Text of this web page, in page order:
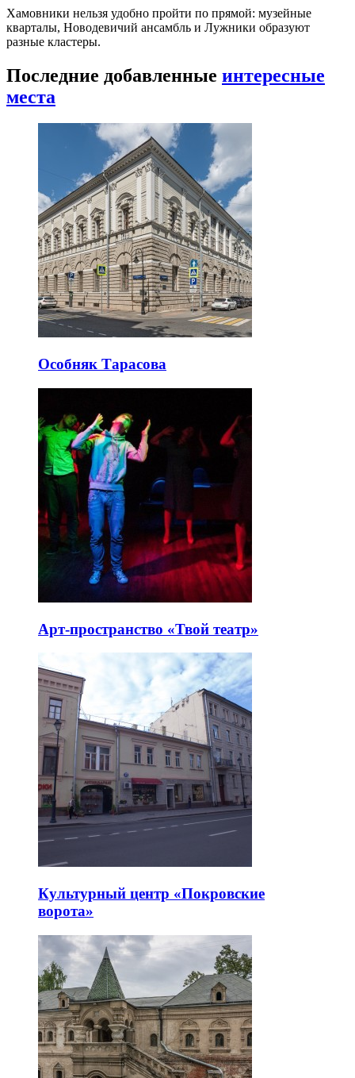
Хамовники нельзя удобно пройти по прямой: музейные
кварталы, Новодевичий ансамбль и Лужники образуют
разные кластеры.
Последние добавленные интересные
места
Особняк Тарасова
Арт-пространство «Твой театр»
Культурный центр «Покровские
ворота»